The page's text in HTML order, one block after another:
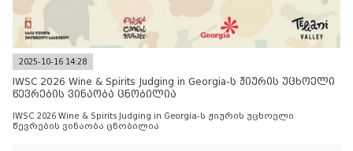
2025-10-16 14:28
IWSC 2026 Wine & Spirits Judging in Georgia-ს ჟიურის უცხოელი
წევრების ვინაობა ცნობილია
IWSC 2026 Wine & Spirits Judging in Georgia-ს ჟიურის უცხოელი
წევრების ვინაობა ცნობილია